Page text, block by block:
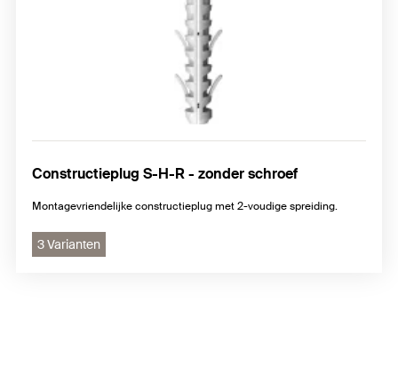
Constructieplug S-H-R - zonder schroef
Montagevriendelijke constructieplug met 2-voudige spreiding.
3 Varianten